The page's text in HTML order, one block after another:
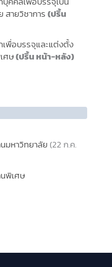
สายวิชาการ(ปริ้น
พื่อบรรจุและแต่งตั้ง
ศษ(ปริ้น หน้า-หลัง)
มหาวิทยาลัย (22 ก.ค.
พิเศษ